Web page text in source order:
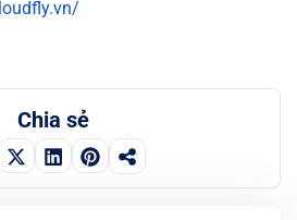
Chia sẻ